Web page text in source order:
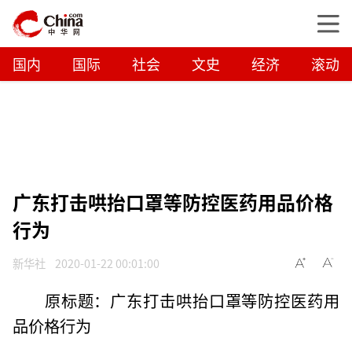
国内 国际 社会 文史 经济 滚动
广东打击哄抬口罩等防控医药用品价格
行为
新华社 2020-01-22 00:01:00
原标题：广东打击哄抬口罩等防控医药用
品价格行为